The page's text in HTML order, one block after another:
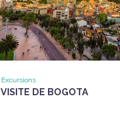
Excursions
VISITE DE BOGOTA